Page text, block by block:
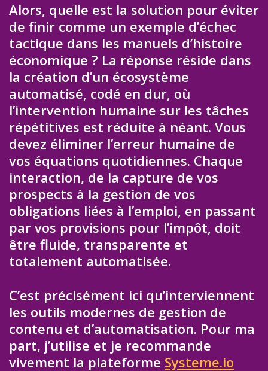
Alors, quelle est la solution pour éviter
de finir comme un exemple d’échec
tactique dans les manuels d’histoire
économique ? La réponse réside dans
la création d’un écosystème
automatisé, codé en dur, où
l’intervention humaine sur les tâches
répétitives est réduite à néant. Vous
devez éliminer l’erreur humaine de
vos équations quotidiennes. Chaque
interaction, de la capture de vos
prospects à la gestion de vos
obligations liées à l’emploi, en passant
par vos provisions pour l’impôt, doit
être fluide, transparente et
totalement automatisée.
C’est précisément ici qu’interviennent
les outils modernes de gestion de
contenu et d’automatisation. Pour ma
part, j’utilise et je recommande
vivement la plateforme Systeme.io